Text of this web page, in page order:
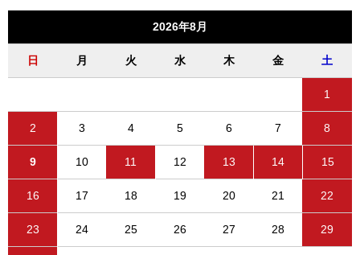
2026年8月
日 月 火 水 木 金 土
1
2 3 4 5 6 7 8
9 10 11 12 13 14 15
16 17 18 19 20 21 22
23 24 25 26 27 28 29